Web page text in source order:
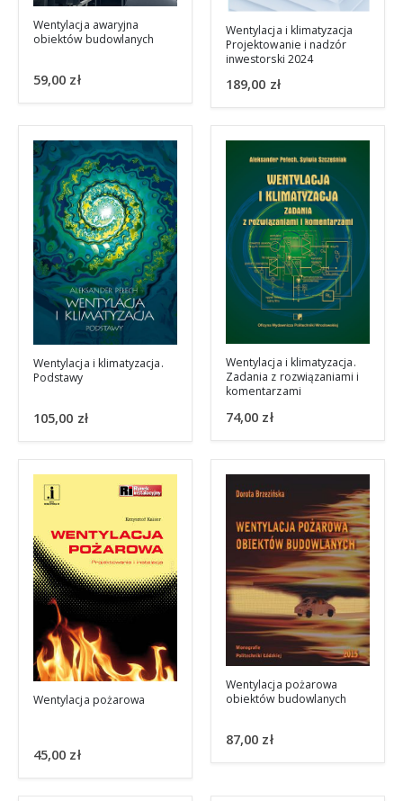
Wentylacja awaryjna
obiektów budowlanych
59,00 zł
Wentylacja i klimatyzacja
Projektowanie i nadzór
inwestorski 2024
189,00 zł
Wentylacja i klimatyzacja.
Podstawy
105,00 zł
Wentylacja i klimatyzacja.
Zadania z rozwiązaniami i
komentarzami
74,00 zł
Wentylacja pożarowa
45,00 zł
Wentylacja pożarowa
obiektów budowlanych
87,00 zł